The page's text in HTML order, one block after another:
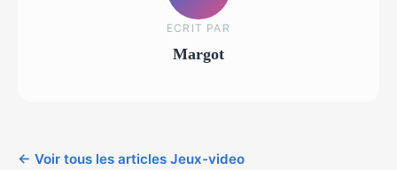
ECRIT PAR
Margot
← Voir tous les articles Jeux-video